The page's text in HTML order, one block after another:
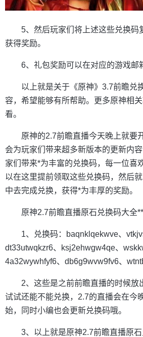
5、然后玩家们将上述这些兑换码
获得奖励。
6、礼包奖励可以在对应的游戏邮
以上就是关于《原神》3.7前瞻兑
容，希望能够有所帮助。更多原神相
看。
原神的2.7前瞻直播今天晚上就要
会为玩家们带来超多新版本的更新内
家们带来*为丰富的兑换码，每一位喜
以在这里提前领取这些兑换码，然后
中去完成兑换，获得*为丰厚的奖励。
原神2.7前瞻直播原石兑换码大全
1、兑换码：baqnklqekwve、
dt33utwqkzr6、ksj2ehwgw4qe、
4a32wywhfyf6、db6g9wvw9fv6、
2、这些是之前前瞻直播的时候放
试试还能不能兑换，2.7的直播会在今
始，同时小编也会更新兑换码哦。
3、以上就是原神2.7前瞻直播原